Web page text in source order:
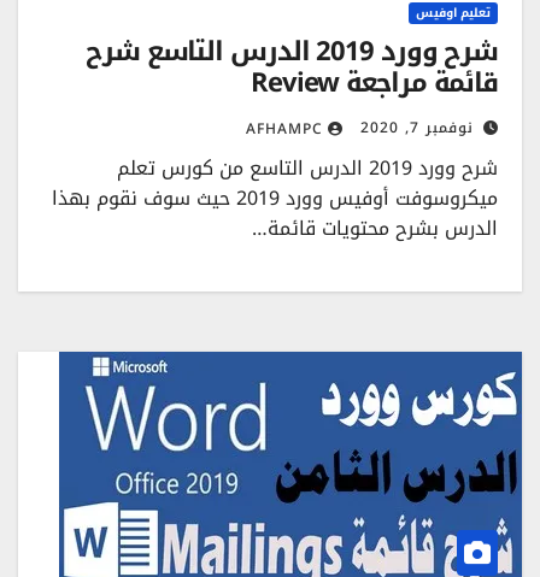
تعليم اوفيس
شرح وورد 2019 الدرس التاسع شرح
قائمة مراجعة Review
نوفمبر 7, 2020 AFHAMPC
شرح وورد 2019 الدرس التاسع من كورس تعلم
ميكروسوفت أوفيس وورد 2019 حيث سوف نقوم بهذا
الدرس بشرح محتويات قائمة…